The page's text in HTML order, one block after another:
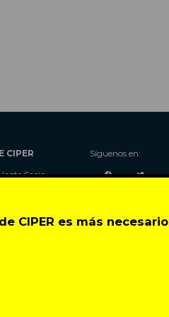
CIPER es más necesario
CIPER
Socio
Contacto
Síguenos en: